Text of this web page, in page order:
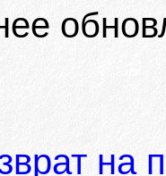
на